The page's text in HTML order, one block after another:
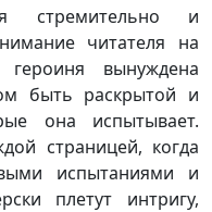
стремительно и
читателя на
вынуждена
быть раскрытой и
она испытывает.
страницей, когда
испытаниями и
плетут интригу,